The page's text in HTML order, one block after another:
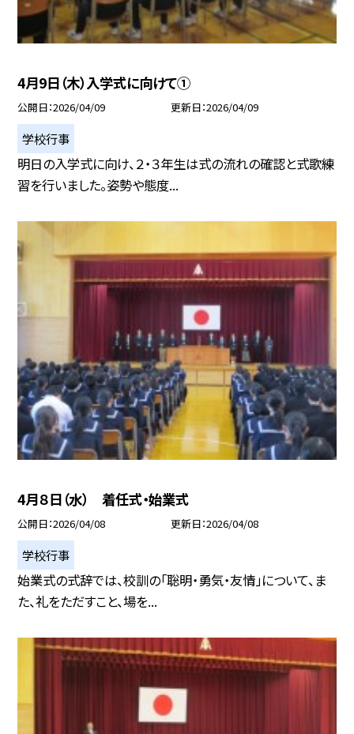
4月9日（木）入学式に向けて①
公開日 2026/04/09 更新日 2026/04/09
学校行事
明日の入学式に向け、２・３年生は式の流れの確認と式歌練
習を行いました。姿勢や態度...
4月８日（水） 着任式・始業式
公開日 2026/04/08 更新日 2026/04/08
学校行事
始業式の式辞では、校訓の「聡明・勇気・友情」について、ま
た、礼をただすこと、場を...